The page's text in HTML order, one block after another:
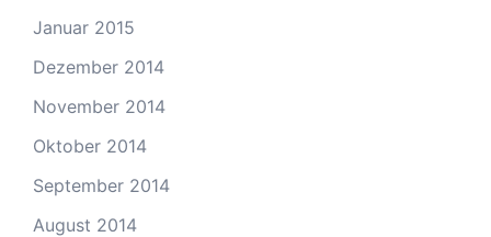
Januar 2015
Dezember 2014
November 2014
Oktober 2014
September 2014
August 2014